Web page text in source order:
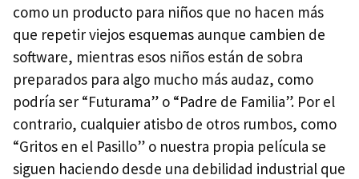
como un producto para niños que no hacen más
que repetir viejos esquemas aunque cambien de
software, mientras esos niños están de sobra
preparados para algo mucho más audaz, como
podría ser “Futurama” o “Padre de Familia”. Por el
contrario, cualquier atisbo de otros rumbos, como
“Gritos en el Pasillo” o nuestra propia película se
siguen haciendo desde una debilidad industrial que